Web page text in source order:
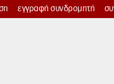
εγγραφή συνδρομητή